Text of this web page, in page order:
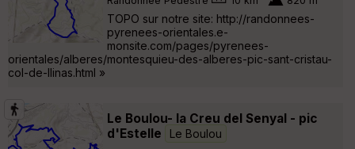
TOPO sur notre site: http://randonnees-
pyrenees-orientales.e-
monsite.com/pages/pyrenees-
orientales/alberes/montesquieu-des-alberes-pic-sant-cristau-
col-de-llinas.html »
Le Boulou- la Creu del Senyal - pic
d'Estelle
Le Boulou